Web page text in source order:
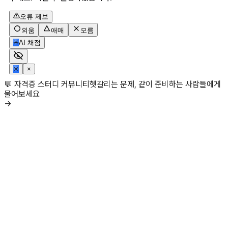
오류 제보
외움
애매
모름
✳AI 채점
✳ ×
💬 자격증 스터디 커뮤니티헷갈리는 문제, 같이 준비하는 사람들에게
물어보세요
→